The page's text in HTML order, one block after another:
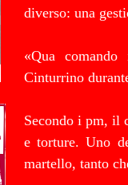
diverso: una
«Qua
Cinturrino
Secondo i pm, il
e torture. Uno
martello, tanto